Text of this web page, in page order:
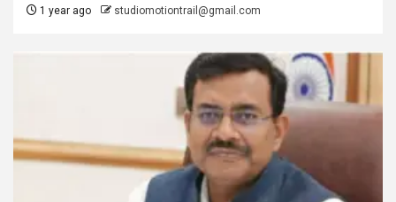
1 year ago studiomotiontrail@gmail.com